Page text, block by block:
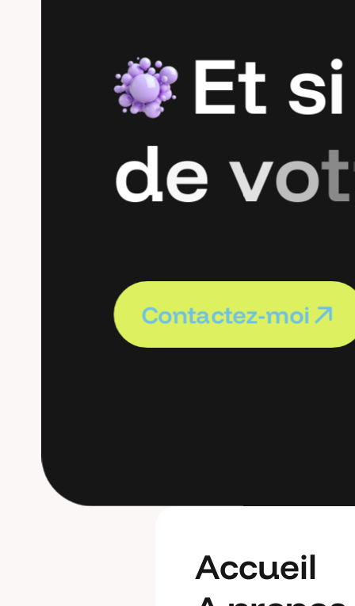
Et si
de vot
Contactez-moi
Contactez-moi
Accueil